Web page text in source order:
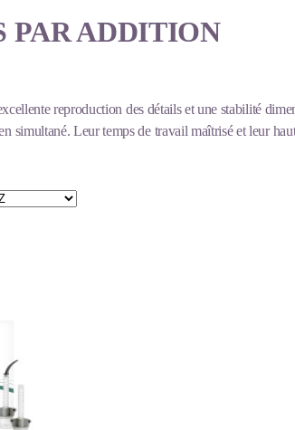
PAR ADDITION
reproduction des détails et une stabilité
simultané. Leur temps de travail maîtrisé et leur